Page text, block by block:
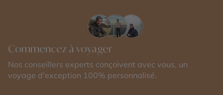
Commencez à voyager
Nos conseillers experts conçoivent avec vous, un
voyage d'exception 100% personnalisé.